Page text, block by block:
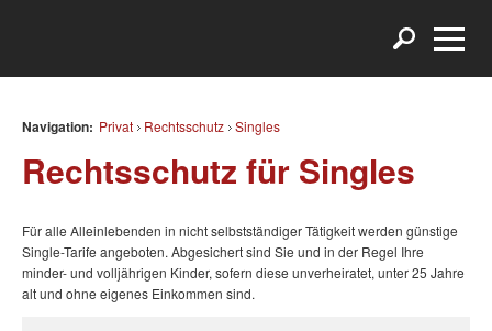
Navigation: Privat Rechtsschutz Singles
Rechtsschutz für Singles
Für alle Alleinlebenden in nicht selbstständiger Tätigkeit werden günstige
Single-Tarife angeboten. Abgesichert sind Sie und in der Regel Ihre
minder- und volljährigen Kinder, sofern diese unverheiratet, unter 25 Jahre
alt und ohne eigenes Einkommen sind.